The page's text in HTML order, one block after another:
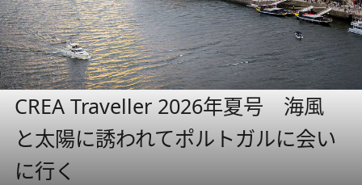
CREA Traveller 2026年夏号 海風
と太陽に誘われてポルトガルに会い
に行く